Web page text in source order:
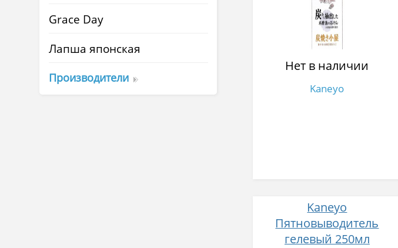
Grace Day
Лапша японская
Производители
110 гр
Нет в наличии
Kaneyo
Kaneyo
Пятновыводитель
гелевый 250мл